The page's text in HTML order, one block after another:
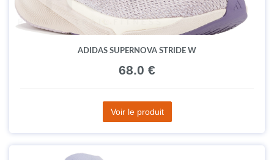
ADIDAS SUPERNOVA STRIDE W
68.0 €
Voir le produit